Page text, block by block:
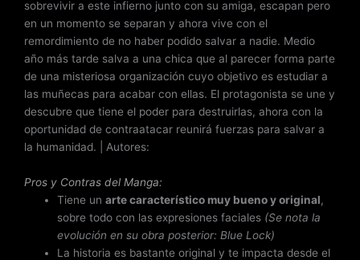
sobrevivir a este infierno junto con su amiga, escapan pero
en un momento se separan y ahora vive con el
remordimiento de no haber podido salvar a nadie. Medio
año más tarde salva a una chica que al parecer forma parte
de una misteriosa organización cuyo objetivo es estudiar a
las muñecas para acabar con ellas. El protagonista se une y
descubre que tiene el poder para destruirlas, ahora con la
oportunidad de contraatacar reunirá fuerzas para salvar a
la humanidad. | Autores:
Pros y Contras del Manga:
Tiene unarte característico muy bueno y original,
sobre todo con las expresiones faciales (Se nota la
evolución en su obra posterior: Blue Lock)
La historia es bastante original y te impacta desde el